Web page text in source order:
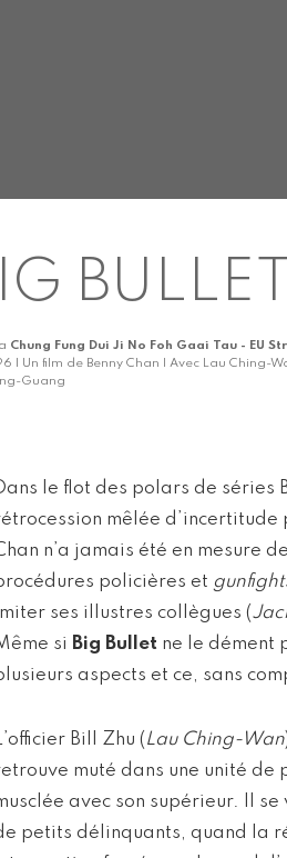
BULLET
Chung Fung Dui Ji No Foh Gaai Tau - EU
| Un film de Benny Chan | Avec Lau Ching-
Guang
le flot des polars de séries
mêlée d’incertitude
n’a jamais été en mesure
policières et
ses illustres collègues (
si Big Bullet ne le dément
aspects et ce, sans
Bill Zhu (Lau Ching-Wan
muté dans une unité
avec son supérieur. Il
petits délinquants, quand la